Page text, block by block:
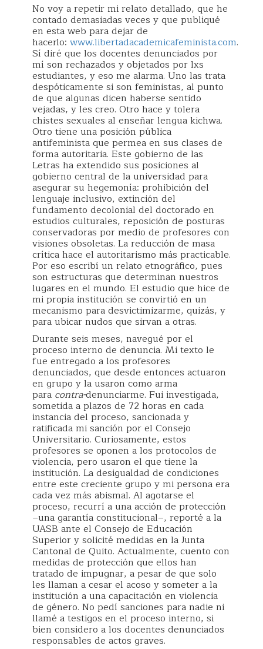
No voy a repetir mi relato detallado, que he
contado demasiadas veces y que publiqué
en esta web para dejar de
hacerlo: www.libertadacademicafeminista.com.
Sí diré que los docentes denunciados por
mí son rechazados y objetados por lxs
estudiantes, y eso me alarma. Uno las trata
despóticamente si son feministas, al punto
de que algunas dicen haberse sentido
vejadas, y les creo. Otro hace y tolera
chistes sexuales al enseñar lengua kichwa.
Otro tiene una posición pública
antifeminista que permea en sus clases de
forma autoritaria. Este gobierno de las
Letras ha extendido sus posiciones al
gobierno central de la universidad para
asegurar su hegemonía: prohibición del
lenguaje inclusivo, extinción del
fundamento decolonial del doctorado en
estudios culturales, reposición de posturas
conservadoras por medio de profesores con
visiones obsoletas. La reducción de masa
crítica hace el autoritarismo más practicable.
Por eso escribí un relato etnográfico, pues
son estructuras que determinan nuestros
lugares en el mundo. El estudio que hice de
mi propia institución se convirtió en un
mecanismo para desvictimizarme, quizás, y
para ubicar nudos que sirvan a otras.
Durante seis meses, navegué por el
proceso interno de denuncia. Mi texto le
fue entregado a los profesores
denunciados, que desde entonces actuaron
en grupo y la usaron como arma
para contra-denunciarme. Fui investigada,
sometida a plazos de 72 horas en cada
instancia del proceso, sancionada y
ratificada mi sanción por el Consejo
Universitario. Curiosamente, estos
profesores se oponen a los protocolos de
violencia, pero usaron el que tiene la
institución. La desigualdad de condiciones
entre este creciente grupo y mi persona era
cada vez más abismal. Al agotarse el
proceso, recurrí a una acción de protección
–una garantía constitucional–, reporté a la
UASB ante el Consejo de Educación
Superior y solicité medidas en la Junta
Cantonal de Quito. Actualmente, cuento con
medidas de protección que ellos han
tratado de impugnar, a pesar de que solo
les llaman a cesar el acoso y someter a la
institución a una capacitación en violencia
de género. No pedí sanciones para nadie ni
llamé a testigos en el proceso interno, si
bien considero a los docentes denunciados
responsables de actos graves.